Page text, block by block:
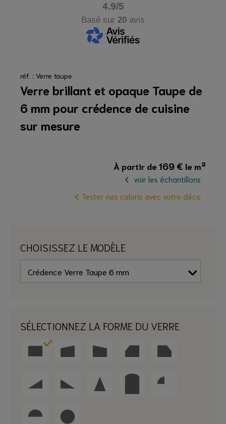
4.9/5
Basé sur 20 avis
réf. : Verre taupe
Verre brillant et opaque Taupe de
6 mm pour crédence de cuisine
sur mesure
À partir de169 € le m²
voir les échantillons
Tester nos coloris avec votre déco
CHOISISSEZ LE MODÈLE
SÉLECTIONNEZ LA FORME DU VERRE